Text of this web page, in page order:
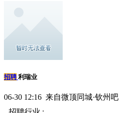
招聘 利瑞业
06-30 12:16 来自微顶同城·钦州吧